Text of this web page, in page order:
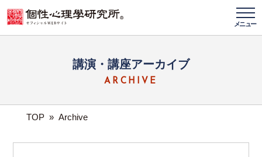
メニュー
講演・講座アーカイブ
ARCHIVE
TOP » Archive